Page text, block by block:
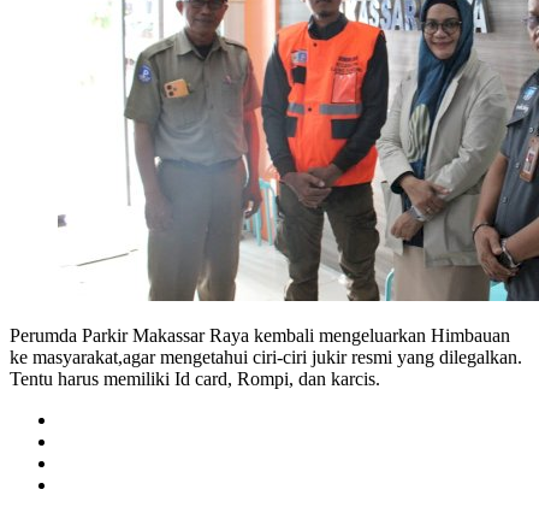
Perumda Parkir Makassar Raya kembali mengeluarkan Himbauan
ke masyarakat,agar mengetahui ciri-ciri jukir resmi yang dilegalkan.
Tentu harus memiliki Id card, Rompi, dan karcis.